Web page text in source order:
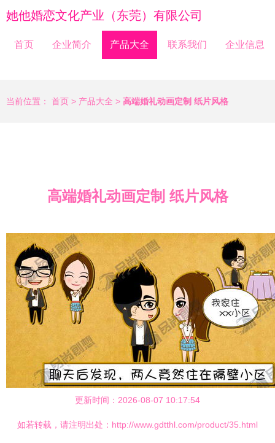
她他婚恋文化产业（东莞）有限公司
首页 企业简介 产品大全 联系我们 企业信息
当前位置： 首页 > 产品大全 > 高端婚礼动画定制 纸片风格
高端婚礼动画定制 纸片风格
更新时间：2026-08-07 10:17:54
如若转载，请注明出处：http://www.gdtthl.com/product/35.html